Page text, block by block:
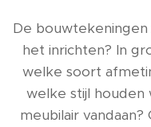
De bouwtekeningen
het inrichten? In
welke soort
welke stijl houden
meubilair